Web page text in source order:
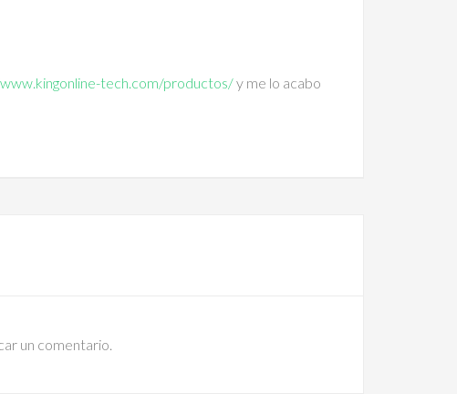
tech.com/productos/y me lo acabo
un comentario.